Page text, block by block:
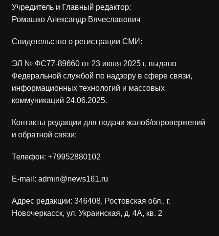
Учредитель и Главный редактор:
Ромашко Александр Вячеславович
Свидетельство о регистрации СМИ:
ЭЛ № ФС77-89660 от 23 июня 2025 г, выдано
Федеральной службой по надзору в сфере связи,
информационных технологий и массовых
коммуникаций 24.06.2025.
Контакты редакции для подачи жалоб/опровержений
и обратной связи:
Телефон: +79952880102
E-mail: admin@news161.ru
Адрес редакции: 346408, Ростовская обл., г.
Новочеркасск, ул. Украинская, д. 4А, кв. 2